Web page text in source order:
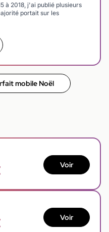
à 2018, j'ai publié plusieurs
portait sur les
mobile Noël
Voir
Voir